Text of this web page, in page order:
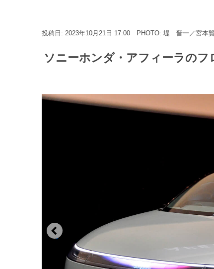
投稿日: 2023年10月21日 17:00 PHOTO: 堤 晋一／宮本
ソニーホンダ・アフィーラの